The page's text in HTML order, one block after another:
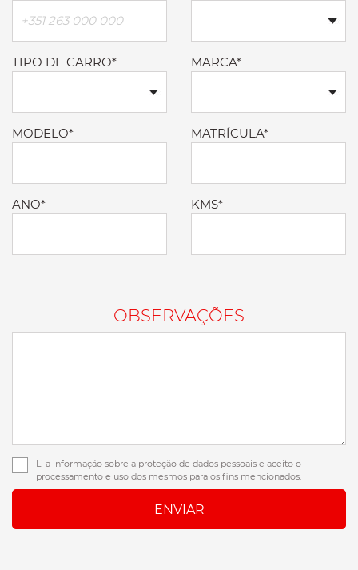
TIPO DE CARRO* MARCA*
MODELO* MATRÍCULA*
ANO* KMS*
OBSERVAÇÕES
Li a informação sobre a proteção de dados pessoais e aceito o
processamento e uso dos mesmos para os fins mencionados.